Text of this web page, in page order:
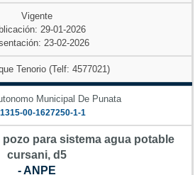
Vigente
29-01-2026
23-02-2026
Tenorio (Telf: 4577021)
Municipal De Punata
00-1627250-1-1
para sistema agua potable
cursani, d5
- ANPE